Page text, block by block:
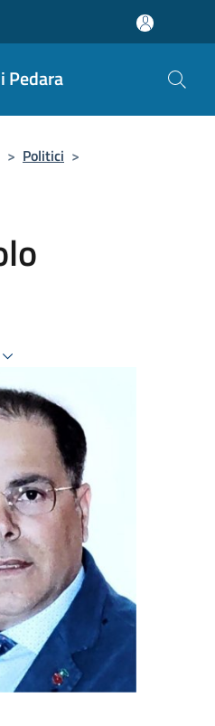
Pedara
> Politici >